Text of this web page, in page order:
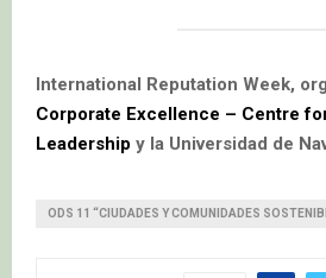
International Reputation Week,
Corporate Excellence – Centre
Leadership y la Universidad de
ODS 11 “CIUDADES Y COMUNIDADES